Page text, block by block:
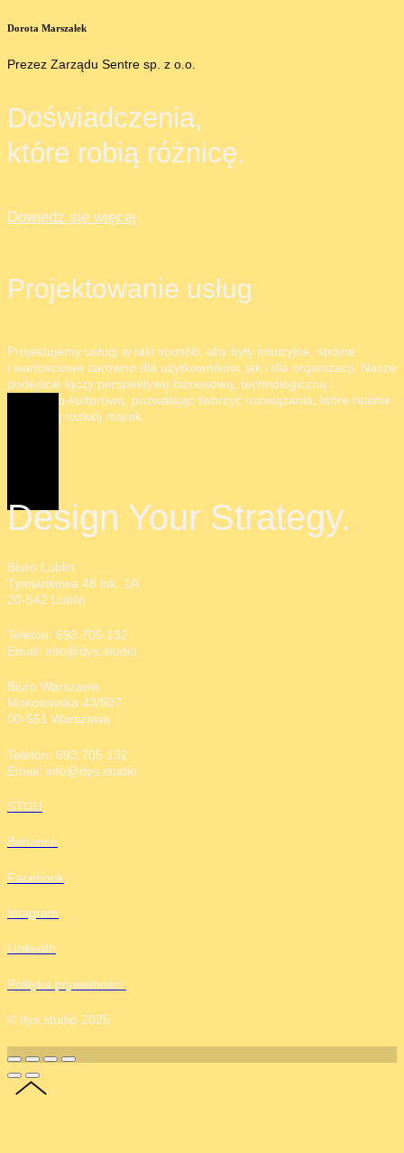
Dorota Marszałek
Prezez Zarządu Sentre sp. z o.o.
Doświadczenia,
które robią różnicę.
Dowiedz się więcej
Projektowanie usług
Projektujemy usługi w taki sposób, aby były intuicyjne, spójne
i wartościowe zarówno dla użytkowników, jak i dla organizacji. Nasze
podejście łączy perspektywę biznesową, technologiczną i
społeczno-kulturową, pozwalając tworzyć rozwiązania, które realnie
wspierają rozwój marek.
Design Your Strategy.
Biuro Lublin
Tymiankowa 48 lok. 1A
20-542 Lublin
Telefon: 693 705 132
Email: info@dys.studio
Biuro Warszawa
Mokotowska 43/507
00-551 Warszawa
Telefon: 693 705 132
Email: info@dys.studio
STGU
Behance
Facebook
Intagram
LinkedIn
Polityka prywatności
© dys.studio 2025